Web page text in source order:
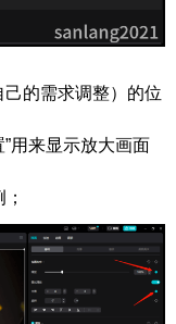
的需求调整）的位
”用来显示放大画面